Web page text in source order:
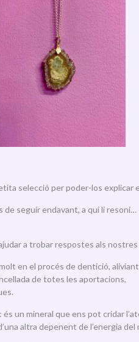
selecció per poder-los explicar
de seguir endavant, a qui li resoni…
a trobar respostes als
en el procés de dentició,
de totes les aportacions,
: és un mineral que ens pot cridar
altra depenent de l’energia